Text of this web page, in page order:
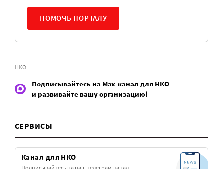
ПОМОЧЬ ПОРТАЛУ
НКО
Подписывайтесь на Max-канал для НКО
и развивайте вашу организацию!
СЕРВИСЫ
Канал для НКО
Подписывайтесь на наш телеграм-канал